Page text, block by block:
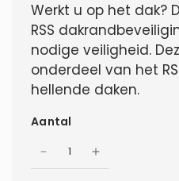
Werkt u op het dak?
RSS
nodige veiligheid.
onderdeel van het
hellende daken.
Aantal